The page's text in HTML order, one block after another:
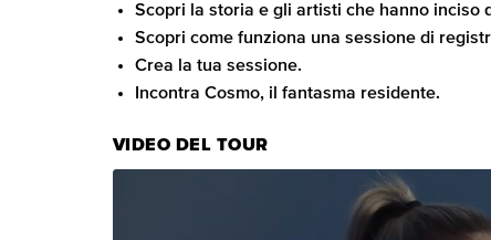
Scopri la storia e gli artisti che hanno inciso
Scopri come funziona una sessione di
Crea la tua sessione.
Incontra Cosmo, il fantasma residente.
VIDEO DEL TOUR